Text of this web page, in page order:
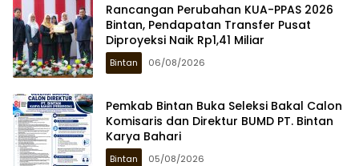
Rancangan Perubahan KUA-PPAS 2026
Bintan, Pendapatan Transfer Pusat
Diproyeksi Naik Rp1,41 Miliar
Bintan 06/08/2026
Pemkab Bintan Buka Seleksi Bakal Calon
Komisaris dan Direktur BUMD PT. Bintan
Karya Bahari
Bintan 05/08/2026